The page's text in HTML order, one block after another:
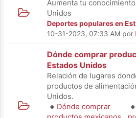
Aumenta tu
Unidos
Deportes populares en
10-31-2023, 07:33 AM por
Dónde comprar
Estados Unidos
Relación de lugares
productos de
Unidos.
Dónde comprar